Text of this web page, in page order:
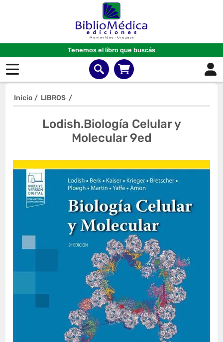
Tenemos el libro que buscás
Inicio / LIBROS /
Lodish.Biología Celular y
Molecular 9ed